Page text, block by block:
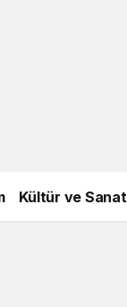
Kültür ve Sanat